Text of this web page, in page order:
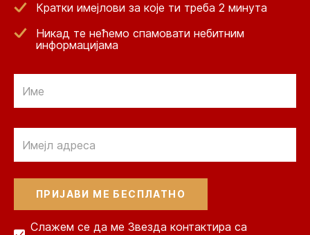
Кратки имејлови за које ти треба 2 минута
Никад те нећемо спамовати небитним
информацијама
Слажем се да ме Звезда контактира са